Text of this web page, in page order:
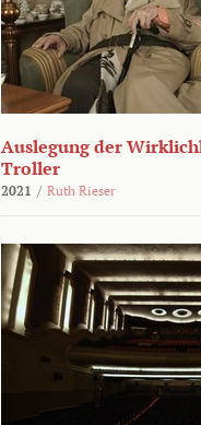
Auslegung der
Troller
2021 / Ruth Rieser